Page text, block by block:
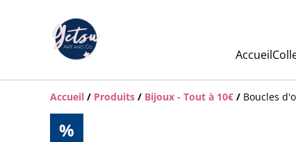
Accueil
Accueil / Produits / Bijoux - Tout à 10€ / Boucles
%